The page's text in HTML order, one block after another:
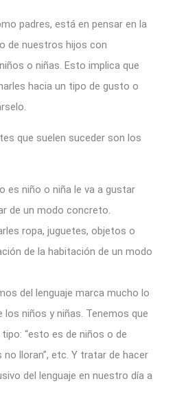
padres, está en pensar en la
de nuestros hijos con
o niñas. Esto implica que
hacia un tipo de gusto o
que suelen suceder son los
es niño o niña le va a gustar
de un modo concreto.
ropa, juguetes, objetos o
de la habitación de un modo
del lenguaje marca mucho lo
los niños y niñas. Tenemos que
“esto es de niños o de
no lloran”, etc. Y tratar de hacer
del lenguaje en nuestro día a